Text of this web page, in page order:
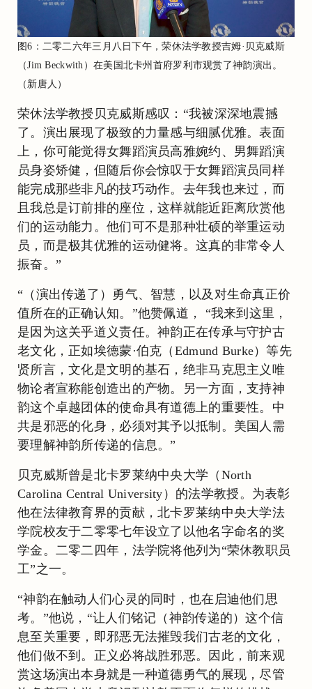
图6：二零二六年三月八日下午，荣休法学教授吉姆·贝克威斯
（Jim Beckwith）在美国北卡州首府罗利市观赏了神韵演出。
（新唐人）
荣休法学教授贝克威斯感叹：“我被深深地震撼
了。演出展现了极致的力量感与细腻优雅。表面
上，你可能觉得女舞蹈演员高雅婉约、男舞蹈演
员身姿矫健，但随后你会惊叹于女舞蹈演员同样
能完成那些非凡的技巧动作。去年我也来过，而
且我总是订前排的座位，这样就能近距离欣赏他
们的运动能力。他们可不是那种壮硕的举重运动
员，而是极其优雅的运动健将。这真的非常令人
振奋。”
“（演出传递了）勇气、智慧，以及对生命真正价
值所在的正确认知。”他赞佩道， “我来到这里，
是因为这关乎道义责任。神韵正在传承与守护古
老文化，正如埃德蒙·伯克（Edmund Burke）等先
贤所言，文化是文明的基石，绝非马克思主义唯
物论者宣称能创造出的产物。另一方面，支持神
韵这个卓越团体的使命具有道德上的重要性。中
共是邪恶的化身，必须对其予以抵制。美国人需
要理解神韵所传递的信息。”
贝克威斯曾是北卡罗莱纳中央大学（North
Carolina Central University）的法学教授。为表彰
他在法律教育界的贡献，北卡罗莱纳中央大学法
学院校友于二零零七年设立了以他名字命名的奖
学金。二零二四年，法学院将他列为“荣休教职员
工”之一。
“神韵在触动人们心灵的同时，也在启迪他们思
考。”他说，“让人们铭记（神韵传递的）这个信
息至关重要，即邪恶无法摧毁我们古老的文化，
他们做不到。正义必将战胜邪恶。因此，前来观
赏这场演出本身就是一种道德勇气的展现，尽管